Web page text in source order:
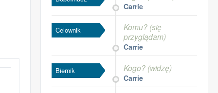
Carrie
Celownik
Komu? (się
przyglądam)
Carrie
Biernik Kogo? (widzę)
Carrie